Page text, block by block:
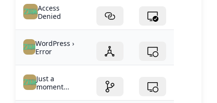
Access
Denied
WordPress ›
Error
Just a
moment...